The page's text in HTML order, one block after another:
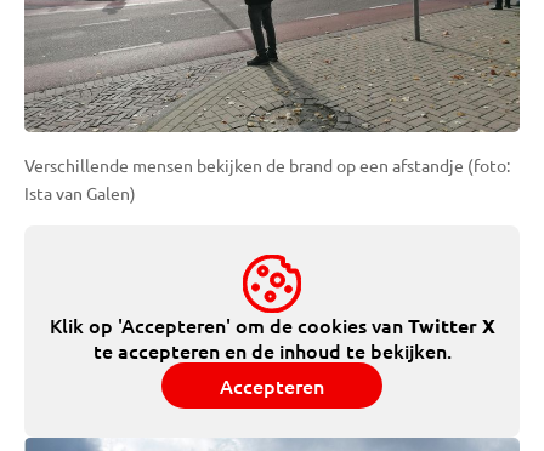
Verschillende mensen bekijken de brand op een afstandje (foto:
Ista van Galen)
Klik op 'Accepteren' om de cookies vanTwitter X
te accepteren en de inhoud te bekijken.
Accepteren